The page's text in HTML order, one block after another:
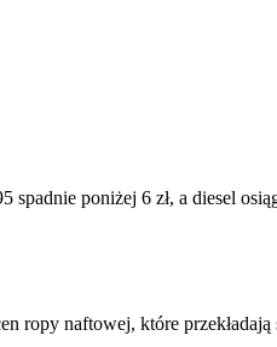
poniżej 6 zł, a diesel
ropy naftowej, które przekładają